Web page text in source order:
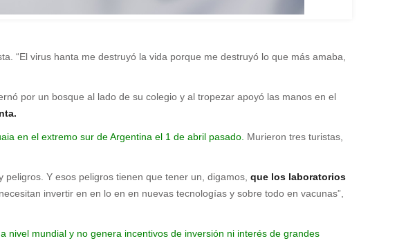
“El virus hanta me destruyó la vida porque me destruyó lo que más amaba,
por un bosque al lado de su colegio y al tropezar apoyó las manos en el
en el extremo sur de Argentina el 1 de abril pasado. Murieron tres turistas,
Y esos peligros tienen que tener un, digamos, que los laboratorios
necesitan invertir en en lo en en nuevas tecnologías y sobre todo en vacunas”,
mundial y no genera incentivos de inversión ni interés de grandes